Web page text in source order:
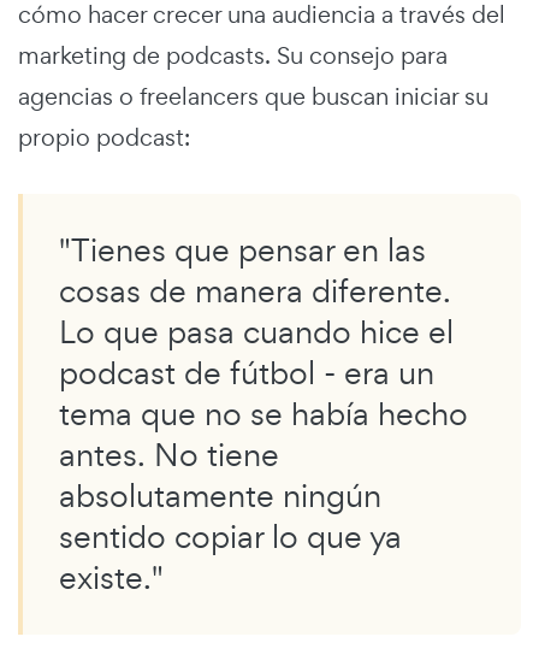
cómo hacer crecer una audiencia a través del
marketing de podcasts. Su consejo para
agencias o freelancers que buscan iniciar su
propio podcast:
"Tienes que pensar en las
cosas de manera diferente.
Lo que pasa cuando hice el
podcast de fútbol - era un
tema que no se había hecho
antes. No tiene
absolutamente ningún
sentido copiar lo que ya
existe."